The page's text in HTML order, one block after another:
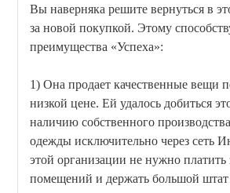
Вы наверняка решите вернуться в
за новой покупкой. Этому
преимущества «Успеха»:
1) Она продает качественные вещи
низкой цене. Ей удалось добиться
наличию собственного
одежды исключительно через сеть
этой организации не нужно платить
помещений и держать большой штат